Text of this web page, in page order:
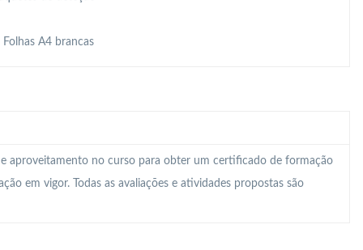
A4 brancas
aproveitamento no curso para obter um certificado de formação
em vigor. Todas as avaliações e atividades propostas são